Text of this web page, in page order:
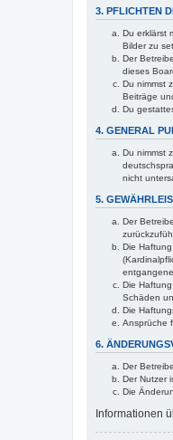
3. PFLICHTEN
Du erklärst
Bilder zu
Der
dieses
Du nimmst
Beiträge
Du
4. GENERAL
Du nimmst
nicht
5.
Der
Die
Die
Schäden
Die
Ansprüche
6.
Der
Der Nutzer
Die
Informationen